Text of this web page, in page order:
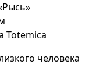
Totemica
человека